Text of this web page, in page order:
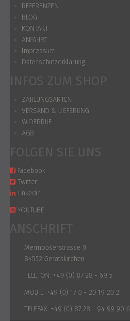
REFERENZEN
BLOG
KONTAKT
ANFAHRT
Impressum
Datenschutzerklärung
INFOS ZUM SHOP
ZAHLUNGSARTEN
VERSAND & LIEFERUNG
WIDERRUF
AGB
FOLGEN SIE UNS
Facebook
Twitter
Linkedin
YOUTUBE
ANSCHRIFT
Mermooserstrasse 9
84552 Geratskirchen
TELEFON: +49 (0) 87 28 - 69 5
MOBIL: +49 (0) 17 0 - 20 19 20 2
TELEFAX: +49 (0) 87 28 - 94 99 90 6